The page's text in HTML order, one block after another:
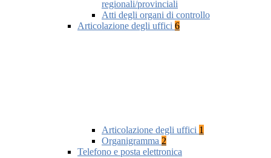
regionali/provinciali
Atti degli organi di controllo
Articolazione degli uffici 6
Articolazione degli uffici 1
Organigramma 2
Telefono e posta elettronica